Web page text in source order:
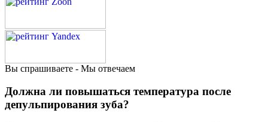
Вы спрашиваете - Мы отвечаем
Должна ли повышаться температура после
депульпирования зуба?